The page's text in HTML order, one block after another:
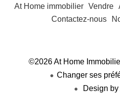
At Home immobilier Vendre
Contactez-nous
©2026 At Home
Changer ses
Design by